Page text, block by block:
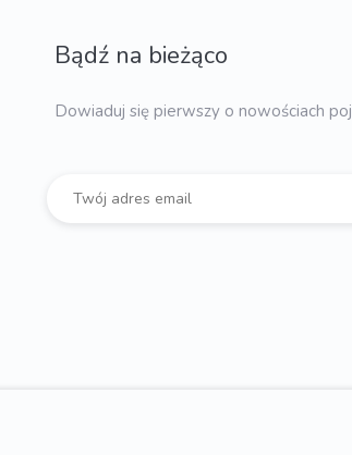
Bądź na bieżąco
Dowiaduj się pierwszy o nowościach